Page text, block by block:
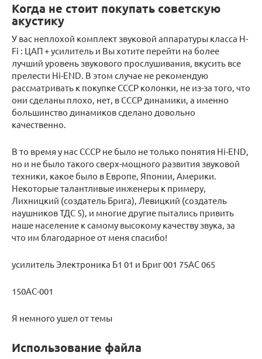
Когда не стоит покупать советскую
акустику
У вас неплохой комплект звуковой аппаратуры класса H-
Fi : ЦАП + усилитель и Вы хотите перейти на более
лучший уровень звукового прослушивания, вкусить все
прелести Hi-END. В этом случае не рекомендую
рассматривать к покупке СССР колонки, не из-за того, что
они сделаны плохо, нет, в СССР динамики, а именно
большинство динамиков сделано довольно
качественно.
В то время у нас СССР не было не только понятия Hi-END,
но и не было такого сверх-мощного развития звуковой
техники, какое было в Европе, Японии, Америки.
Некоторые талантливые инженеры к примеру,
Лихницкий (создатель Брига), Левицкий (создатель
наушников ТДС 5), и многие другие пытались привить
наше население к самому высокому качеству звука, за
что им благодарное от меня спасибо!
усилитель Электроника Б1 01 и Бриг 001 75АС 065
150АС-001
Я немного ушел от темы
Использование файла